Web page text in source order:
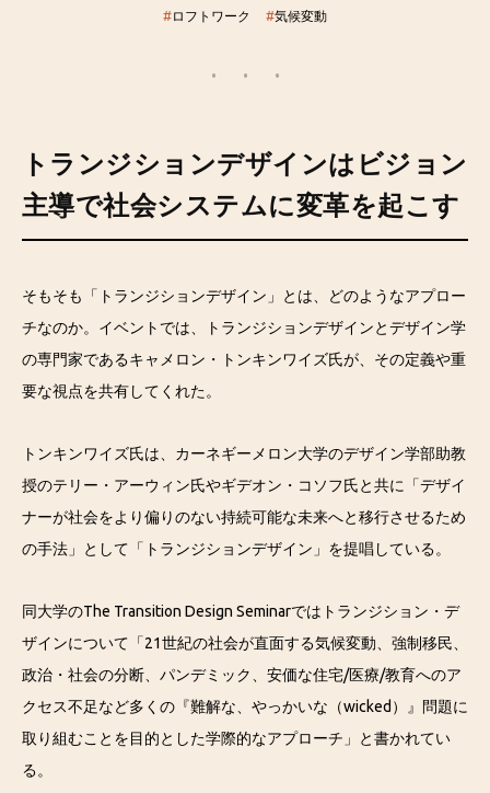
#ロフトワーク #気候変動
トランジションデザインはビジョン
主導で社会システムに変革を起こす
そもそも「トランジションデザイン」とは、どのようなアプロー
チなのか。イベントでは、トランジションデザインとデザイン学
の専門家であるキャメロン・トンキンワイズ氏が、その定義や重
要な視点を共有してくれた。
トンキンワイズ氏は、カーネギーメロン大学のデザイン学部助教
授のテリー・アーウィン氏やギデオン・コソフ氏と共に「デザイ
ナーが社会をより偏りのない持続可能な未来へと移行させるため
の手法」として「トランジションデザイン」を提唱している。
同大学のThe Transition Design Seminarではトランジション・デ
ザインについて「21世紀の社会が直面する気候変動、強制移民、
政治・社会の分断、パンデミック、安価な住宅/医療/教育へのア
クセス不足など多くの『難解な、やっかいな（wicked）』問題に
取り組むことを目的とした学際的なアプローチ」と書かれてい
る。